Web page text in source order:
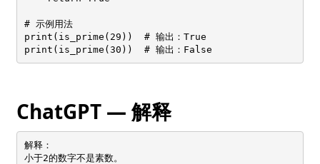
# 示例用法
print(is_prime(29))  # 输出：True
print(is_prime(30))  # 输出：False
ChatGPT — 解释
解释：
小于2的数字不是素数。